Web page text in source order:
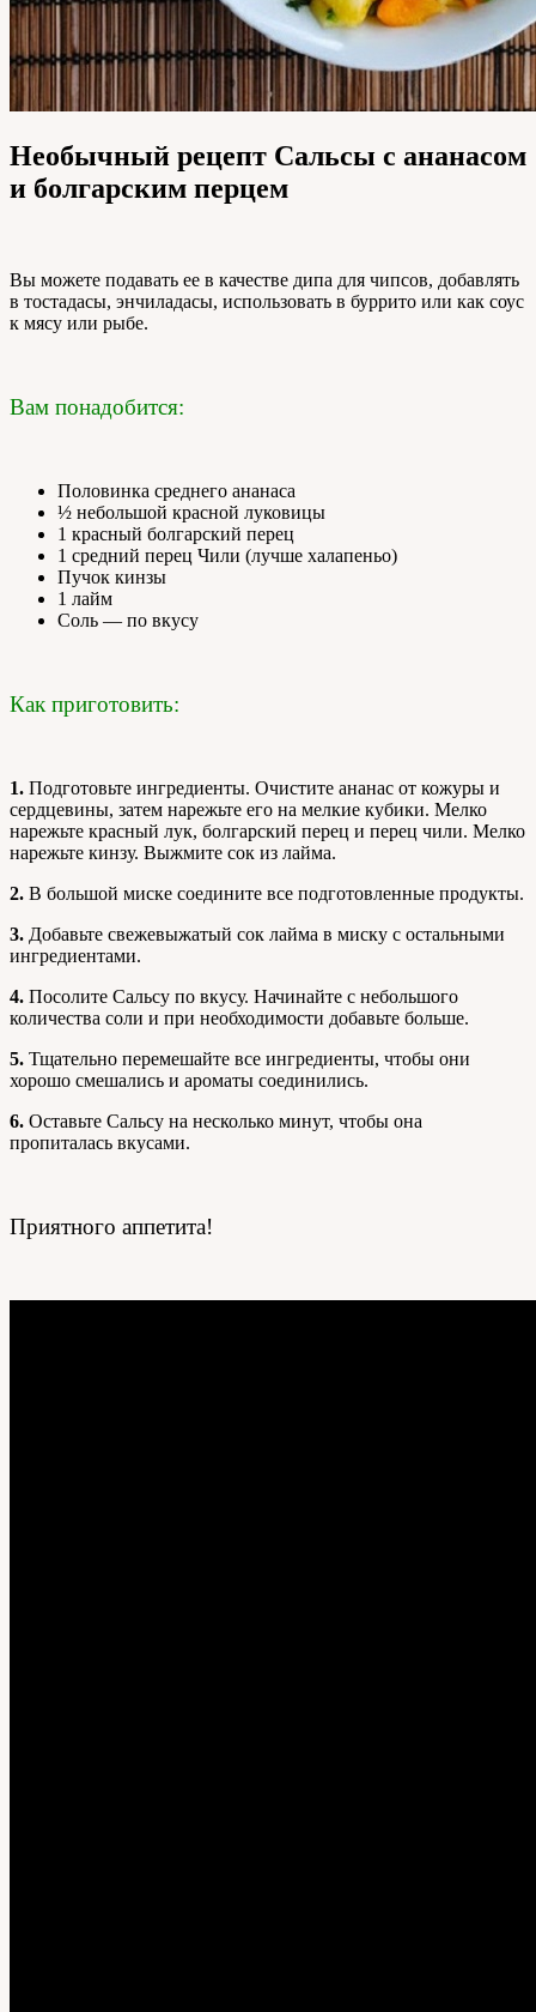
Необычный рецепт Сальсы с ананасом
и болгарским перцем
Вы можете подавать ее в качестве дипа для чипсов, добавлять
в тостадасы, энчиладасы, использовать в буррито или как соус
к мясу или рыбе.
Вам понадобится:
Половинка среднего ананаса
½ небольшой красной луковицы
1 красный болгарский перец
1 средний перец Чили (лучше халапеньо)
Пучок кинзы
1 лайм
Соль — по вкусу
Как приготовить:
1. Подготовьте ингредиенты. Очистите ананас от кожуры и
сердцевины, затем нарежьте его на мелкие кубики. Мелко
нарежьте красный лук, болгарский перец и перец чили. Мелко
нарежьте кинзу. Выжмите сок из лайма.
2. В большой миске соедините все подготовленные продукты.
3. Добавьте свежевыжатый сок лайма в миску с остальными
ингредиентами.
4. Посолите Сальсу по вкусу. Начинайте с небольшого
количества соли и при необходимости добавьте больше.
5. Тщательно перемешайте все ингредиенты, чтобы они
хорошо смешались и ароматы соединились.
6. Оставьте Сальсу на несколько минут, чтобы она
пропиталась вкусами.
Приятного аппетита!